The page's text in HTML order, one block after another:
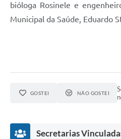
bióloga Rosinele e
Municipal da Saúde, Eduardo
GOSTEI NÃO GOSTEI
Secretarias